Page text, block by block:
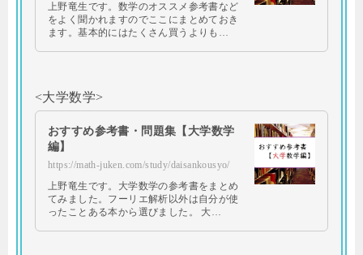
上野竜生です。数学のオススメ参考書など
をよく聞かれますのでここにまとめておき
ます。基本的にはたくさん買うよりも…
<大学数学>
おすすめ参考書・問題集【大学数学
編】
https://math-juken.com/study/daisankousyo/
上野竜生です。大学数学の参考書をまとめ
てみました。フーリエ解析以外は自分が使
ったことある本から選びました。 大…